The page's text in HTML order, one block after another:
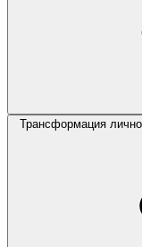
Трансформация